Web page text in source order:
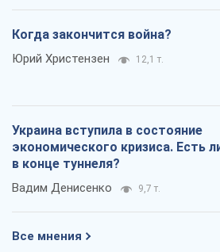
Когда закончится война?
Юрий Христензен 12,1 т.
Украина вступила в состояние
экономического кризиса. Есть
в конце туннеля?
Вадим Денисенко 9,7 т.
Все мнения